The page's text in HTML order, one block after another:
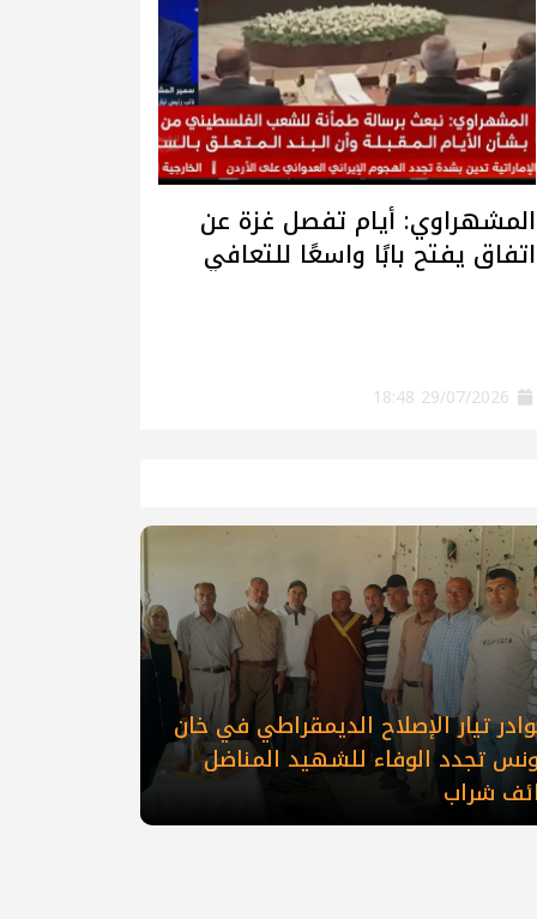
المشهراوي: أيام تفصل غزة عن
اتفاق يفتح بابًا واسعًا للتعافي
تيار الإصلاح الديمقراطي في خان
تجدد الوفاء للشهيد المناضل
شراب